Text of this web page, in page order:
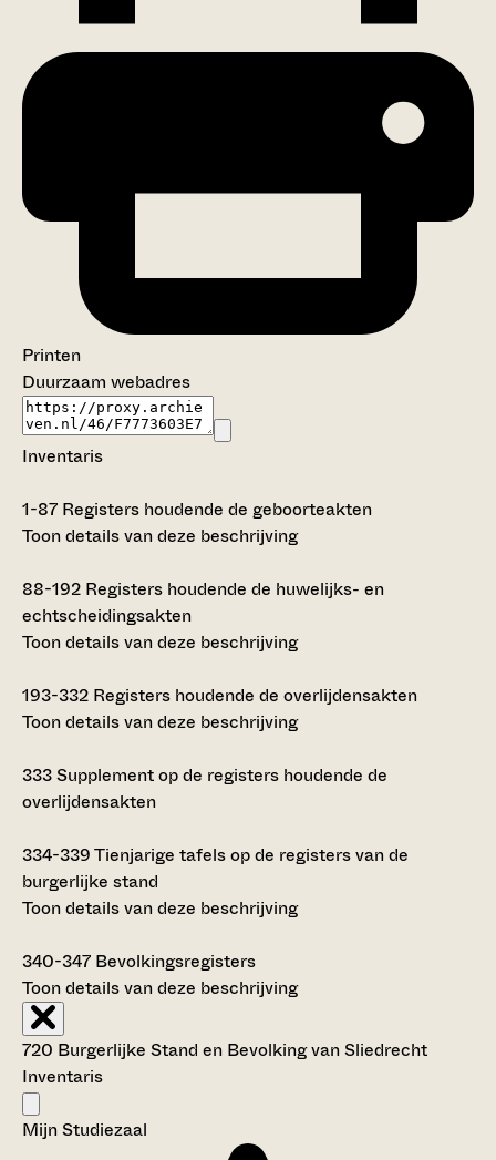
Printen
Duurzaam webadres
Inventaris
1-87 Registers houdende de geboorteakten
Toon details van deze beschrijving
88-192 Registers houdende de huwelijks- en
echtscheidingsakten
Toon details van deze beschrijving
193-332 Registers houdende de overlijdensakten
Toon details van deze beschrijving
333Supplement op de registers houdende de
overlijdensakten
334-339Tienjarige tafels op de registers van de
burgerlijke stand
Toon details van deze beschrijving
340-347 Bevolkingsregisters
Toon details van deze beschrijving
720 Burgerlijke Stand en Bevolking van Sliedrecht
Inventaris
Mijn Studiezaal